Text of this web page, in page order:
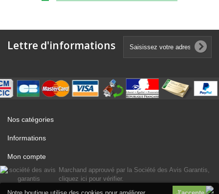
Lettre d'informations
Nos catégories
Informations
Mon compte
Marchand approuvé par la Société des Avis Garantis,
cliquez ici pour vérifier.